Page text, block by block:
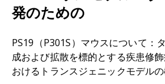
10.1016/j.ibneur.2024.04.008
L.T. Tau-driven degeneration of
wake-regulating neurons in
disease. Sleep Med. Rev., 60
率、領域サイズ、突起骨格の分岐点
星状膠細胞増生：脳損傷や疾患に
て、グリア細胞の一種である星状膠
発のための
PS19（P301S）マウスについて：
成および拡散を標的とする疾患修
おけるトランスジェニックモデル